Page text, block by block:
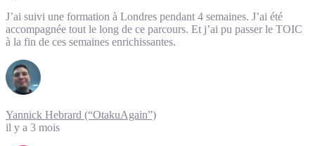
J’ai suivi une formation à Londres pendant 4 semaines. J’ai été
accompagnée tout le long de ce parcours. Et j’ai pu passer le TOIC
à la fin de ces semaines enrichissantes.
Yannick Hebrard (“OtakuAgain”)
il y a 3 mois